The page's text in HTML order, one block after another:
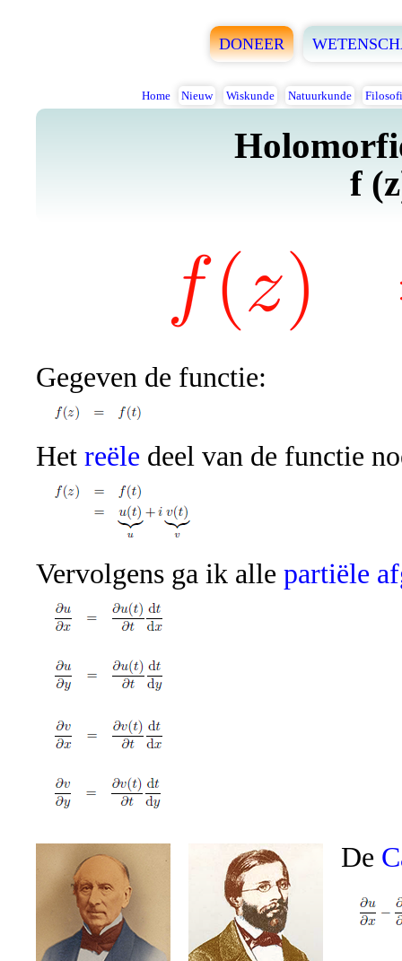
DONEER
Home Nieuw Wiskunde Natuurkunde
f
Gegeven de functie:
Het reële deel van de functie
Vervolgens ga ik alle partiële
De